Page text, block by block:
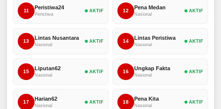
11
Peristiwa24
Peristiwa
AKTIF 12
Pena Medan
Nasional
AKTIF
13
Lintas Nusantara
Nasional
AKTIF 14
Lintas Peristiwa
Nasional
AKTIF
15
Liputan62
Nasional
AKTIF 16
Ungkap Fakta
Nasional
AKTIF
17
Harian62
Nasional
AKTIF 18
Pena Kita
Nasional
AKTIF